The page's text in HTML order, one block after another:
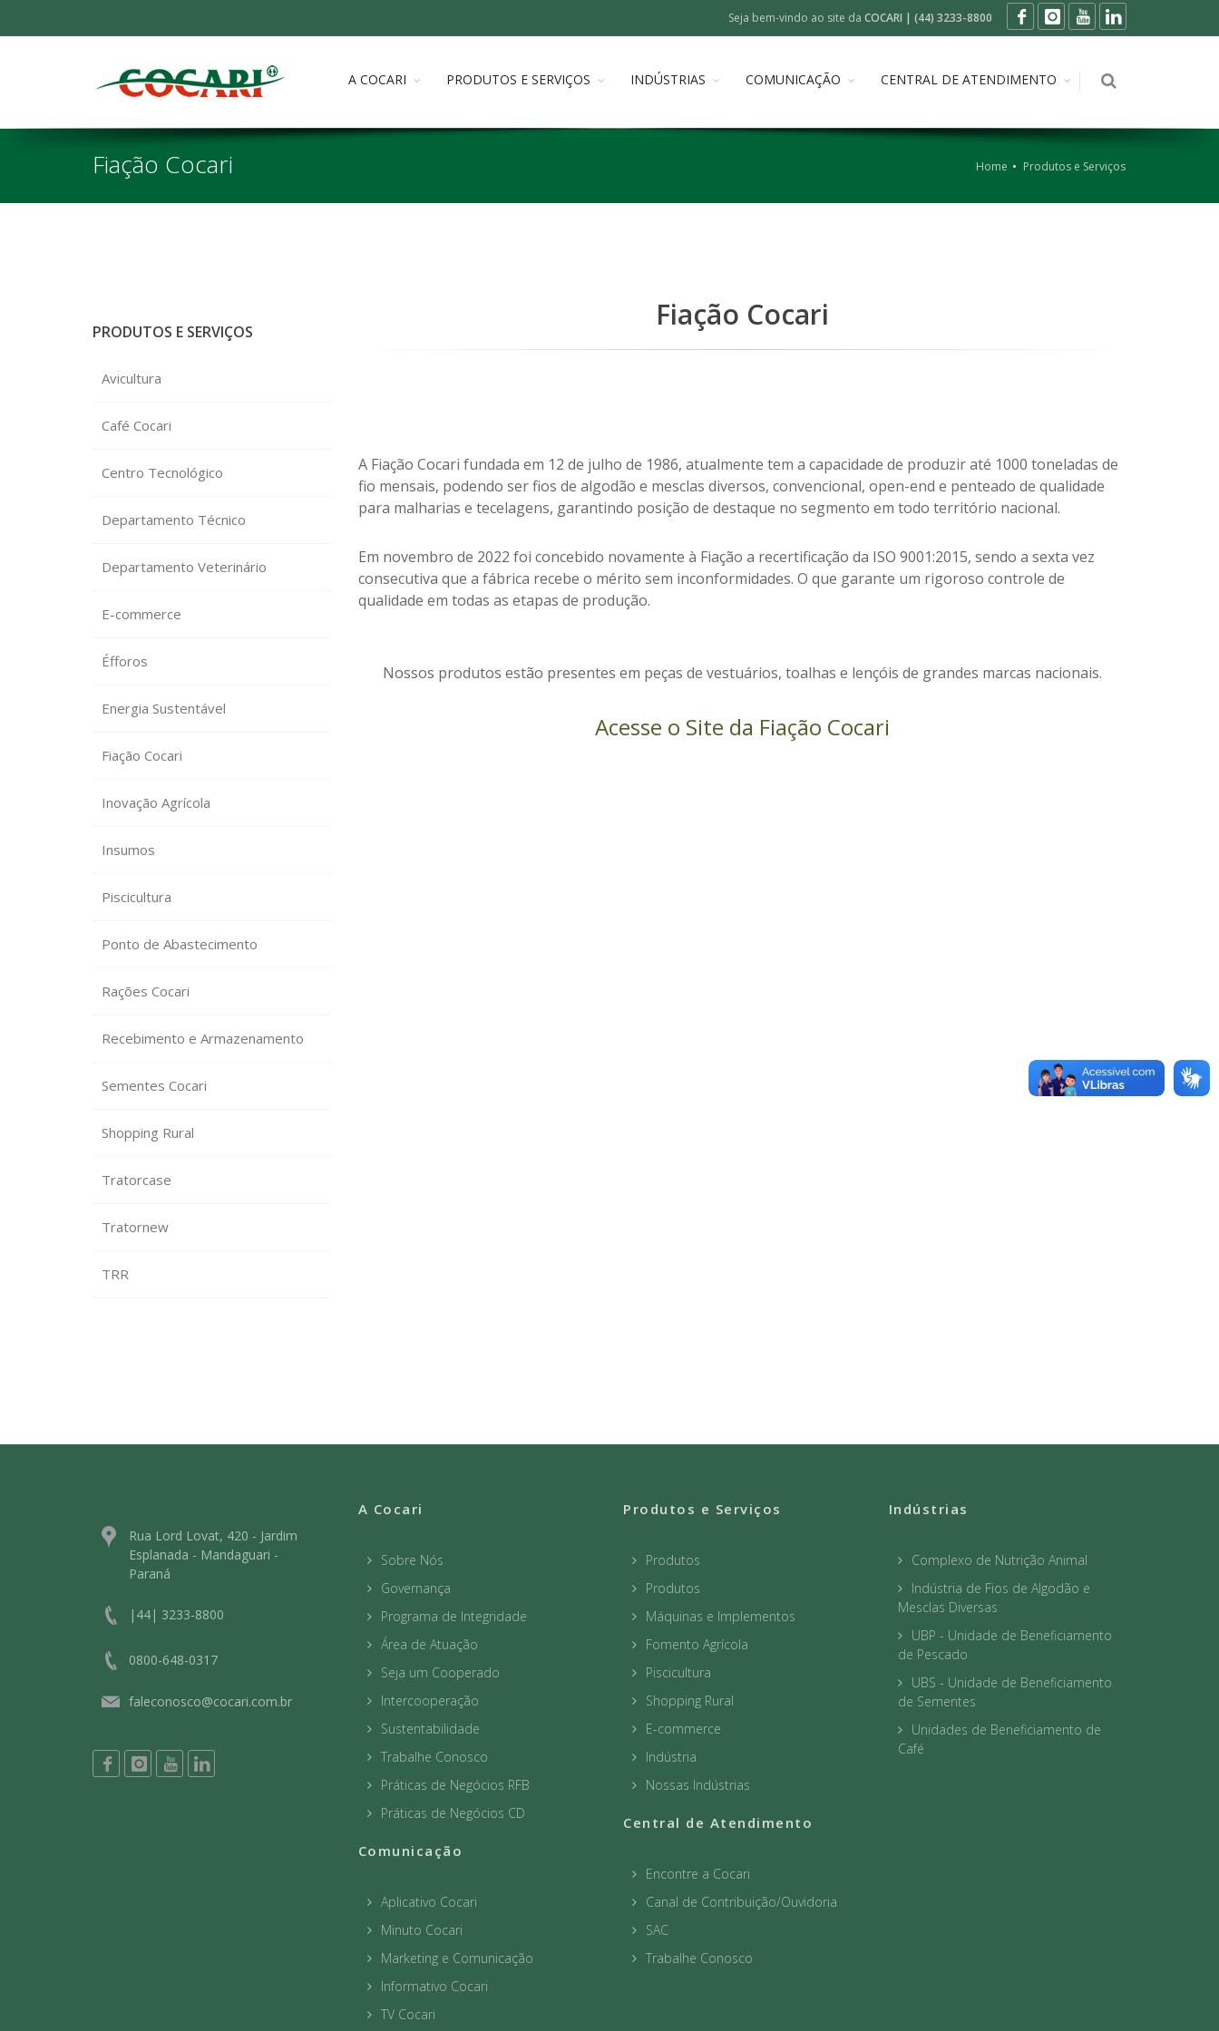
Seja bem-vindo ao site da COCARI | (44) 3233-8800
A COCARI PRODUTOS E SERVIÇOS INDÚSTRIAS COMUNICAÇÃO CENTRAL DE ATENDIMENTO
Fiação Cocari Home Produtos e Serviços
PRODUTOS E SERVIÇOS
Avicultura
Café Cocari
Centro Tecnológico
Departamento Técnico
Departamento Veterinário
E-commerce
Éfforos
Energia Sustentável
Fiação Cocari
Inovação Agrícola
Insumos
Piscicultura
Ponto de Abastecimento
Rações Cocari
Recebimento e Armazenamento
Sementes Cocari
Shopping Rural
Tratorcase
Tratornew
TRR
Fiação Cocari
A Fiação Cocari fundada em 12 de julho de 1986, atualmente tem a capacidade de produzir até 1000 toneladas de
fio mensais, podendo ser fios de algodão e mesclas diversos, convencional, open-end e penteado de qualidade
para malharias e tecelagens, garantindo posição de destaque no segmento em todo território nacional.
Em novembro de 2022 foi concebido novamente à Fiação a recertificação da ISO 9001:2015, sendo a sexta vez
consecutiva que a fábrica recebe o mérito sem inconformidades. O que garante um rigoroso controle de
qualidade em todas as etapas de produção.
Nossos produtos estão presentes em peças de vestuários, toalhas e lençóis de grandes marcas nacionais.
Acesse o Site da Fiação Cocari
Rua Lord Lovat, 420 - Jardim
Esplanada - Mandaguari -
Paraná
|44| 3233-8800
0800-648-0317
faleconosco@cocari.com.br
A Cocari
Sobre Nós
Governança
Programa de Integridade
Área de Atuação
Seja um Cooperado
Intercooperação
Sustentabilidade
Trabalhe Conosco
Práticas de Negócios RFB
Práticas de Negócios CD
Comunicação
Aplicativo Cocari
Minuto Cocari
Marketing e Comunicação
Informativo Cocari
TV Cocari
Produtos e Serviços
Produtos
Produtos
Máquinas e Implementos
Fomento Agrícola
Piscicultura
Shopping Rural
E-commerce
Indústria
Nossas Indústrias
Central de Atendimento
Encontre a Cocari
Canal de Contribuição/Ouvidoria
SAC
Trabalhe Conosco
Indústrias
Complexo de Nutrição Animal
Indústria de Fios de Algodão e
Mesclas Diversas
UBP - Unidade de Beneficiamento
de Pescado
UBS - Unidade de Beneficiamento
de Sementes
Unidades de Beneficiamento de
Café